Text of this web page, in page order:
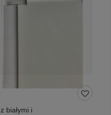
białymi i